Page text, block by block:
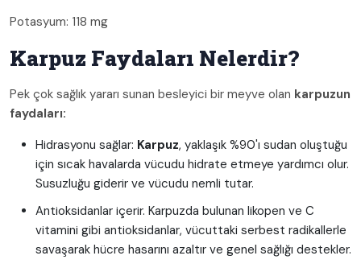
Potasyum: 118 mg
Karpuz Faydaları Nelerdir?
Pek çok sağlık yararı sunan besleyici bir meyve olan karpuzun
faydaları:
Hidrasyonu sağlar: Karpuz, yaklaşık %90'ı sudan oluştuğu
için sıcak havalarda vücudu hidrate etmeye yardımcı olur.
Susuzluğu giderir ve vücudu nemli tutar.
Antioksidanlar içerir. Karpuzda bulunan likopen ve C
vitamini gibi antioksidanlar, vücuttaki serbest radikallerle
savaşarak hücre hasarını azaltır ve genel sağlığı destekler.